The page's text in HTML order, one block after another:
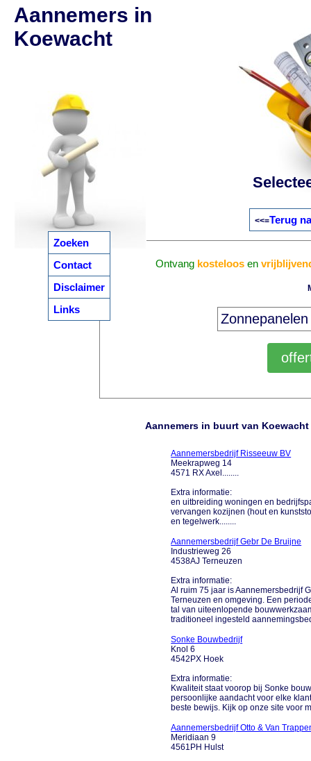
Zoeken
Contact
Disclaimer
Links
Aannemers in
Koewacht
<<=Terug
Ontvang kosteloos en
Aannemers in buurt van Koewacht
Aannemersbedrijf Risseeuw BV
Meekrapweg 14
4571 RX Axel........
Extra informatie:
en uitbreiding woningen en
vervangen kozijnen (hout en
en tegelwerk........
Aannemersbedrijf Gebr De Bruijne
Industrieweg 26
4538AJ Terneuzen
Extra informatie:
Al ruim 75 jaar is Aannemersbedrijf
Terneuzen en omgeving. Een
tal van uiteenlopende
traditioneel ingesteld
Sonke Bouwbedrijf
Knol 6
4542PX Hoek
Extra informatie:
Kwaliteit staat voorop bij Sonke
persoonlijke aandacht voor elke
beste bewijs. Kijk op onze site voor
Aannemersbedrijf Otto & Van
Meridiaan 9
4561PH Hulst